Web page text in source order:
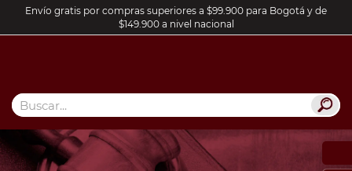
Envío gratis por compras superiores a $99.900 para Bogotá y de
$149.900 a nivel nacional